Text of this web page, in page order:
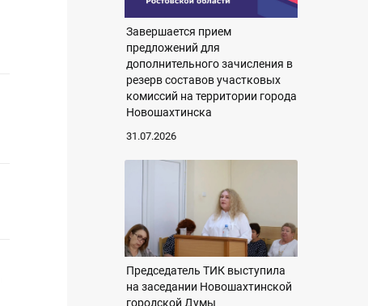
Завершается прием
предложений для
дополнительного зачисления в
резерв составов участковых
комиссий на территории города
Новошахтинска
31.07.2026
Председатель ТИК выступила
на заседании Новошахтинской
городской Думы